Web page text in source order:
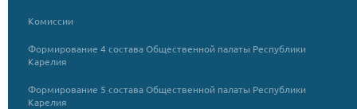
Комиссии
Формирование 4 состава Общественной палаты Республики
Карелия
Формирование 5 состава Общественной палаты Республики
Карелия